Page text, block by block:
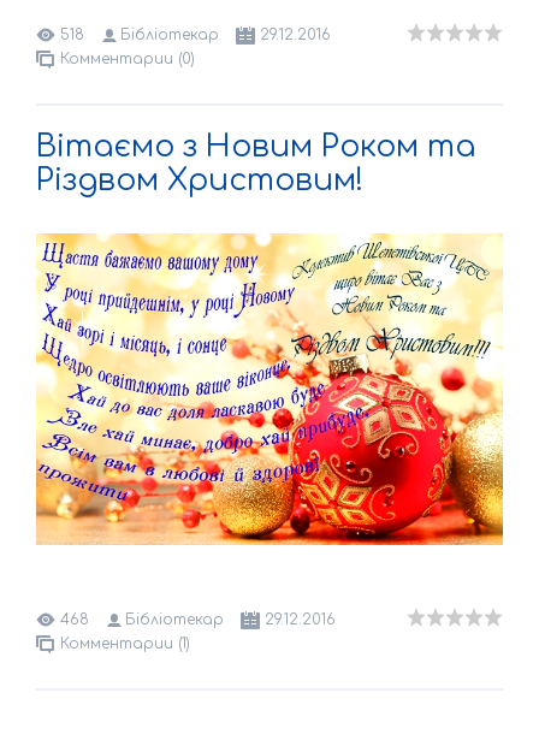
518 Бібліотекар
29.12.2016
Комментарии (0)
Вітаємо з Новим Роком та
Різдвом Христовим!
468 Бібліотекар
29.12.2016
Комментарии (1)